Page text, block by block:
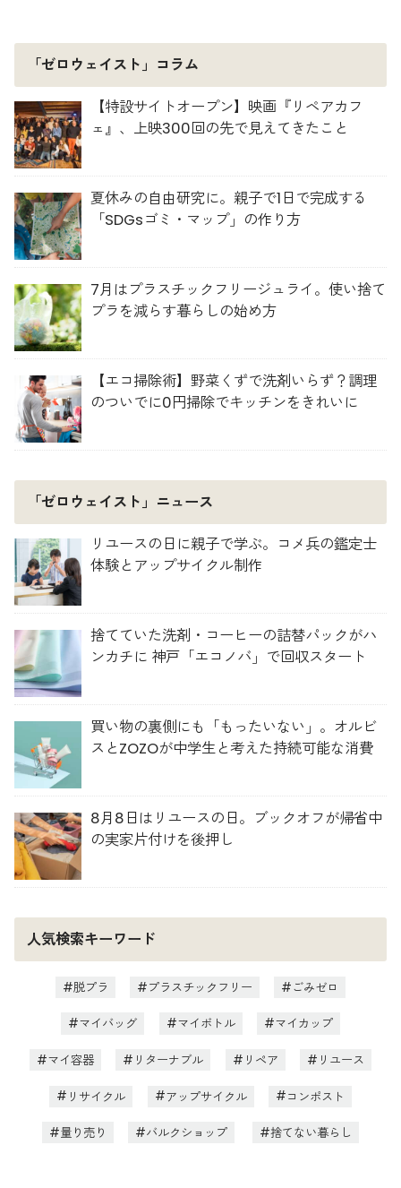
「ゼロウェイスト」コラム
【特設サイトオープン】映画『リペアカフ
ェ』、上映300回の先で見えてきたこと
夏休みの自由研究に。親子で1日で完成する
「SDGsゴミ・マップ」の作り方
7月はプラスチックフリージュライ。使い捨て
プラを減らす暮らしの始め方
【エコ掃除術】野菜くずで洗剤いらず？調理
のついでに0円掃除でキッチンをきれいに
「ゼロウェイスト」ニュース
リユースの日に親子で学ぶ。コメ兵の鑑定士
体験とアップサイクル制作
捨てていた洗剤・コーヒーの詰替パックがハ
ンカチに 神戸「エコノバ」で回収スタート
買い物の裏側にも「もったいない」。オルビ
スとZOZOが中学生と考えた持続可能な消費
8月8日はリユースの日。ブックオフが帰省中
の実家片付けを後押し
人気検索キーワード
脱プラ プラスチックフリー ごみゼロ
マイバッグ マイボトル マイカップ
マイ容器 リターナブル リペア リユース
リサイクル アップサイクル コンポスト
量り売り バルクショップ 捨てない暮らし